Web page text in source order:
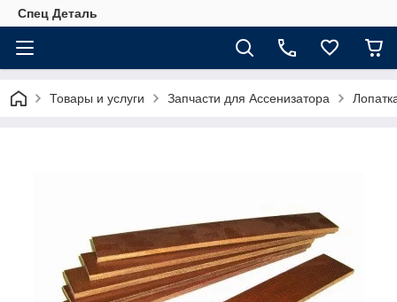
Спец Деталь
Товары и услуги Запчасти для Ассенизатора